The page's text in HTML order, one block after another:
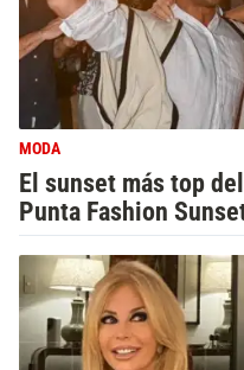
MODA
El sunset más top
Punta Fashion